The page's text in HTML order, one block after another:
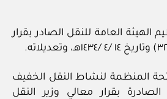
الهيئة العامة للنقل الصادر بقرار
المنظمة لنشاط النقل الخفيف
بقرار معالي وزير النقل